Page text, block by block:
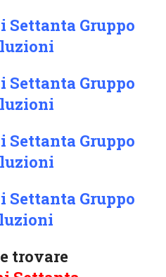
Settanta Gruppo
Settanta Gruppo
Settanta Gruppo
Settanta Gruppo
trovare